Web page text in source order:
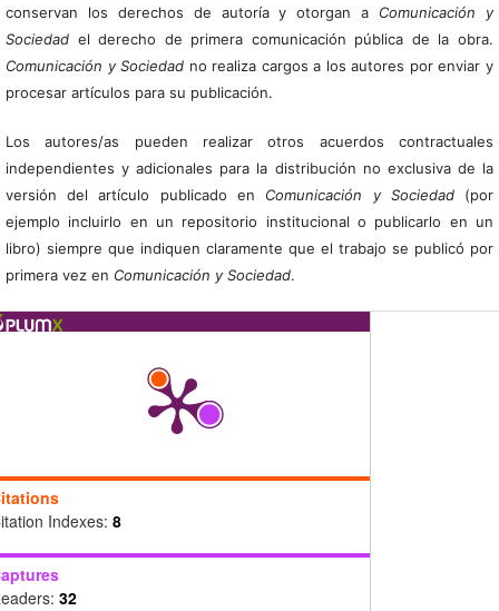
conservan los derechos de autoría y otorgan a Comunicación y
Sociedadel derecho de primera comunicación pública de la obra.
Comunicación y Sociedad no realiza cargos a los autores por enviar y
procesar artículos para su publicación.
Los autores/as pueden realizar otros acuerdos contractuales
independientes y adicionales para la distribución no exclusiva de la
versión del artículo publicado en Comunicación y Sociedad(por
ejemplo incluirlo en un repositorio institucional o publicarlo en un
libro) siempre que indiquen claramente que el trabajo se publicó por
primera vez en Comunicación y Sociedad.
Indexes: 8
32